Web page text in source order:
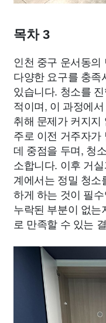
목차 3
인천 중구 운서동
다양한 요구를 충족
있습니다. 청소를
적이며, 이 과정에
취해 문제가 커지
주로 이전 거주자
데 중점을 두며, 청
소합니다. 이후 거
계에서는 정밀 청
하게 하는 것이 필
누락된 부분이 없는
로 만족할 수 있는